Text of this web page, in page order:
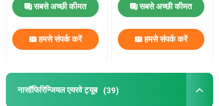
सबसे अच्छी कीमत
हमसे संपर्क करें
सबसे अच्छी कीमत
हमसे संपर्क करें
नासॉफिरिन्जियल एयरवे ट्यूब (39)